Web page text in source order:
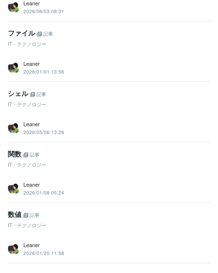
Leaner
2026/06/03 08:31
ファイル
記事
IT・テクノロジー
Leaner
2026/01/01 13:56
シェル
記事
IT・テクノロジー
Leaner
2026/05/06 13:26
関数
記事
IT・テクノロジー
Leaner
2026/01/08 05:24
数値
記事
IT・テクノロジー
Leaner
2026/01/20 11:58